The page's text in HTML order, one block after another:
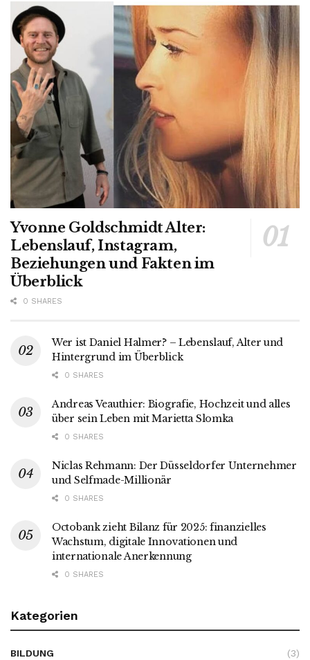
Yvonne Goldschmidt Alter:
Lebenslauf, Instagram,
Beziehungen und Fakten im
Überblick
0 SHARES
Wer ist Daniel Halmer? – Lebenslauf, Alter und
Hintergrund im Überblick
0 SHARES
Andreas Veauthier: Biografie, Hochzeit und alles
über sein Leben mit Marietta Slomka
0 SHARES
Niclas Rehmann: Der Düsseldorfer Unternehmer
und Selfmade-Millionär
0 SHARES
Octobank zieht Bilanz für 2025: finanzielles
Wachstum, digitale Innovationen und
internationale Anerkennung
0 SHARES
Kategorien
BILDUNG (3)